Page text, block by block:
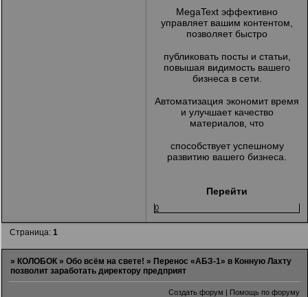
MegaText эффективно
управляет вашим контентом,
позволяет быстро
публиковать посты и статьи,
повышая видимость вашего
бизнеса в сети.
Автоматизация экономит время
и улучшает качество
материалов, что
способствует успешному
развитию вашего бизнеса.
Перейти
0
Страница:1
»КОЛОБОК »Обо всём на свете! »Перенос «АБЗ-1» в Конную Лахту
позволит заработать директору предприят
Создать форум | Помощь по форуму